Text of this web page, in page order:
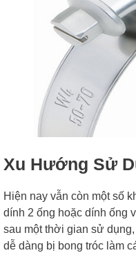
Xu Hướng Sử
Hiện nay vẫn còn một số
dính 2 ống hoặc dính ống
sau một thời gian sử
dễ dàng bị bong tróc làm